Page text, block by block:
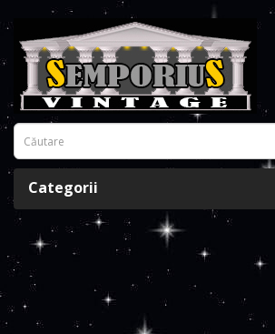
Categorii